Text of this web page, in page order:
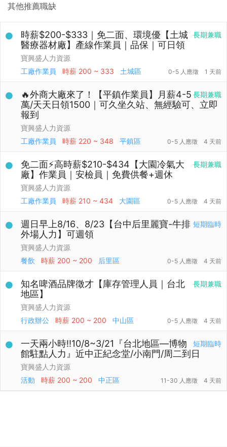
其他推薦職缺
長期兼職
時薪$200-$333｜免二面、環境優【土城
醫療器材廠】產線作業員｜品保｜可日領
寶興盛人力資源
工廠作業員
時薪 200 ~ 333 土城區 0-5 人應徵 1 天前
長期兼職
🔥外商大廠來了！【平鎮作業員】月薪4-5
萬/天天日領1500｜可久坐久站、無經驗可、立即
報到
寶興盛人力資源
工廠作業員
時薪 220 ~ 348 平鎮區 0-5 人應徵 4 天前
長期兼職
免二面⚡高時薪$210-$434【大園冷氣大
廠】作業員｜安檢員｜免費供餐+週休
寶興盛人力資源
工廠作業員
時薪 210 ~ 434 大園區 0-5 人應徵 4 天前
短期臨時
週日早上8/16、8/23【台中后里麗寶-牛排
外場人力】可週領
寶興盛人力資源
餐飲
時薪 200 ~ 200 后里區 0-5 人應徵 4 天前
長期兼職
知名啤酒品牌徵才【庫存管理人員｜台北
地區】
寶興盛人力資源
行政辦公
時薪 200 ~ 200 中山區 0-5 人應徵 4 天前
短期臨時
一天兩小時‼️10/8~3/21『台北地區—博物
館駐點人力』近中正紀念堂/小南門/周二到日
寶興盛人力資源
活動
時薪 200 ~ 200 中正區 11-30 人應徵 4 天前